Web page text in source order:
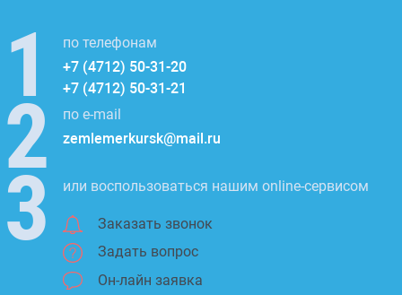
по телефонам
+7 (4712) 50-31-20
+7 (4712) 50-31-21
по e-mail
zemlemerkursk@mail.ru
или воспользоваться нашим online-сервисом
Заказать звонок
Задать вопрос
Он-лайн заявка